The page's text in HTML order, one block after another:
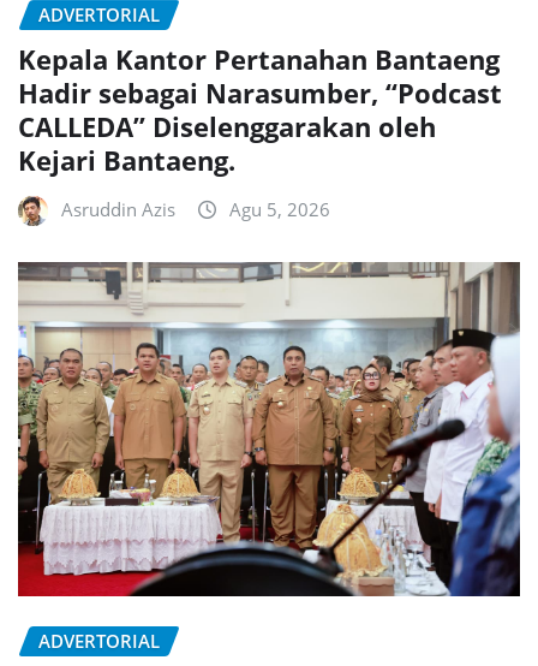
ADVERTORIAL
Kepala Kantor Pertanahan Bantaeng
Hadir sebagai Narasumber, “Podcast
CALLEDA” Diselenggarakan oleh
Kejari Bantaeng.
Asruddin Azis Agu 5, 2026
ADVERTORIAL